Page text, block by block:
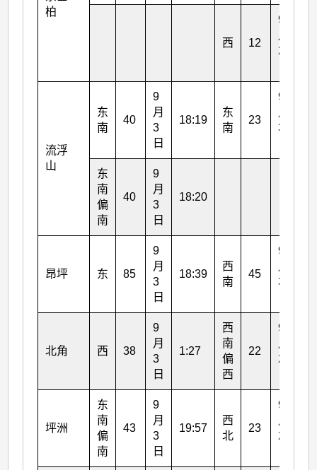
柏
西 12
9
2
流浮
山
东
南
40
9
月
3
日
18:19
东
南
23
9
3
东
南
偏
南
40
9
月
3
日
18:20
昂坪 东 85
9
月
3
日
18:39
西
南
45
9
3
北角 西 38
9
月
3
日
1:27
西
南
偏
西
22
9
2
坪洲
东
南
偏
南
43
9
月
3
日
19:57
西
北
23
9
2